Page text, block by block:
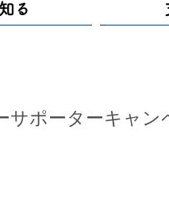
る
ポーターキャン